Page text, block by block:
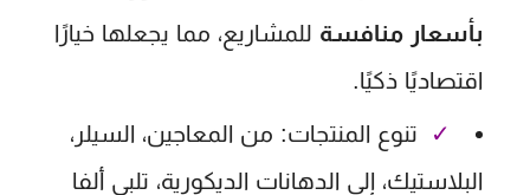
بأسعار منافسة للمشاريع، مما يجعلها خيارًا
اقتصاديًا ذكيًا.
✓ تنوع المنتجات: من المعاجين، السيلر،
البلاستيك، إلى الدهانات الديكورية، تلبي ألفا